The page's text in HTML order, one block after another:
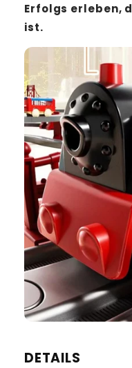
Erfolgs erleben,
ist.
DETAILS